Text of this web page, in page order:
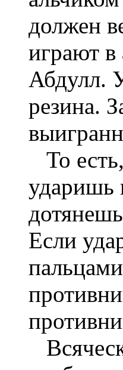
должен
играют в
Абдулл.
резина.
То
ударишь
Если